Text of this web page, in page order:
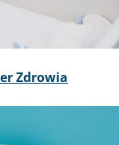
Zdrowia